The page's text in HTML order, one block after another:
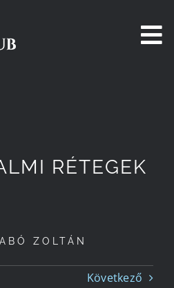
RÉTEGEK
ZOLTÁN
Következő